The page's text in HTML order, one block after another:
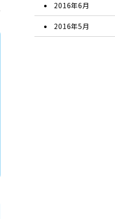
2016年6月
2016年5月